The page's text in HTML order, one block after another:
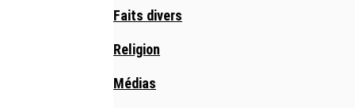
Faits divers
Religion
Médias